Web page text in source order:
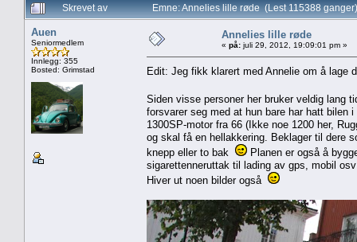
Skrevet av
Emne: Annelies lille røde (Lest 115388 ganger)
Auen
Seniormedlem
Innlegg: 355
Bosted: Grimstad
Annelies lille røde
« på: juli 29, 2012, 19:09:01 pm »
Edit: Jeg fikk klarert med Annelie om å lage
Siden visse personer her bruker veldig lang
forsvarer seg med at hun bare har hatt bilen
1300SP-motor fra 66 (Ikke noe 1200 her,
og skal få en hellakkering. Beklager til dere
knepp eller to bak
Planen er også å
sigarettenneruttak til lading av gps, mobil
Hiver ut noen bilder også